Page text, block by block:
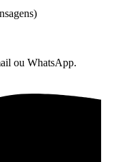
ou WhatsApp.